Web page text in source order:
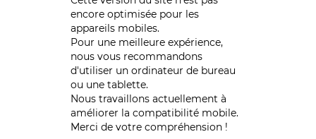
encore optimisée pour les
appareils mobiles.
Pour une meilleure expérience,
nous vous recommandons
d'utiliser un ordinateur de bureau
ou une tablette.
Nous travaillons actuellement à
améliorer la compatibilité mobile.
Merci de votre compréhension !